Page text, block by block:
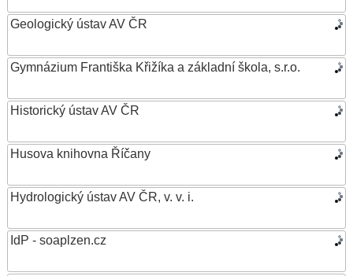
Geologický ústav AV ČR
Gymnázium Františka Křižíka a základní škola, s.r.o.
Historický ústav AV ČR
Husova knihovna Říčany
Hydrologický ústav AV ČR, v. v. i.
IdP - soaplzen.cz